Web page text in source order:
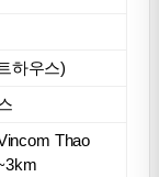
하우스)
Thao